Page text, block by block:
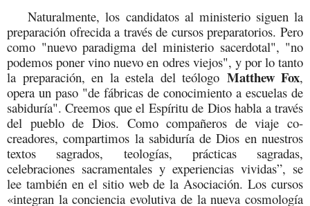
Naturalmente, los candidatos al ministerio siguen la
preparación ofrecida a través de cursos preparatorios. Pero
como "nuevo paradigma del ministerio sacerdotal", "no
podemos poner vino nuevo en odres viejos", y por lo tanto
la preparación, en la estela del teólogo Matthew Fox,
opera un paso "de fábricas de conocimiento a escuelas de
sabiduría". Creemos que el Espíritu de Dios habla a través
del pueblo de Dios. Como compañeros de viaje co-
creadores, compartimos la sabiduría de Dios en nuestros
textos sagrados, teologías, prácticas sagradas,
celebraciones sacramentales y experiencias vividas”, se
lee también en el sitio web de la Asociación. Los cursos
«integran la conciencia evolutiva de la nueva cosmología